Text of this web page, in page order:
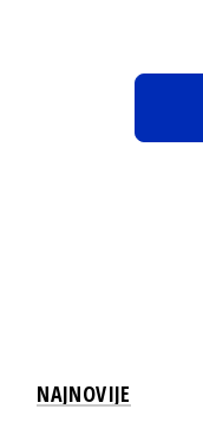
NAJNOVIJE